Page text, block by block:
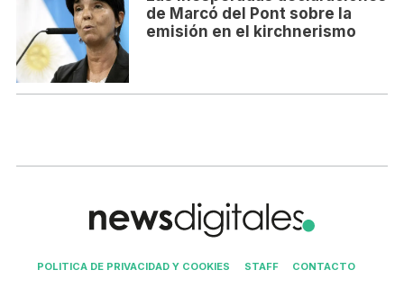
de Marcó del Pont sobre la
emisión en el kirchnerismo
POLITICA DE PRIVACIDAD Y COOKIES STAFF CONTACTO